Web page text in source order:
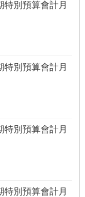
特別預算會計月
特別預算會計月
特別預算會計月
特別預算會計月